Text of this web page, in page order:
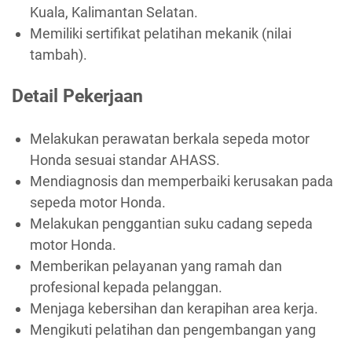
Kuala, Kalimantan Selatan.
Memiliki sertifikat pelatihan mekanik (nilai
tambah).
Detail Pekerjaan
Melakukan perawatan berkala sepeda motor
Honda sesuai standar AHASS.
Mendiagnosis dan memperbaiki kerusakan pada
sepeda motor Honda.
Melakukan penggantian suku cadang sepeda
motor Honda.
Memberikan pelayanan yang ramah dan
profesional kepada pelanggan.
Menjaga kebersihan dan kerapihan area kerja.
Mengikuti pelatihan dan pengembangan yang